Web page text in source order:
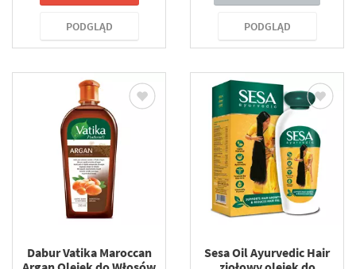
PODGLĄD PODGLĄD
Dabur Vatika Maroccan
Sesa Oil Ayurvedic Hair